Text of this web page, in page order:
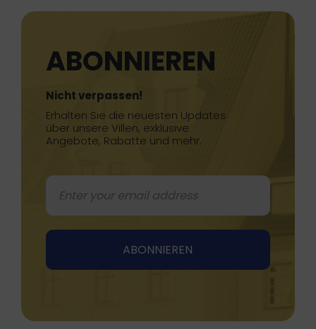
ABONNIEREN
Nicht verpassen!
Erhalten Sie die neuesten Updates
über unsere Villen, exklusive
Angebote, Rabatte und mehr.